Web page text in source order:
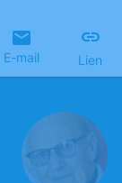
E-mail Lien